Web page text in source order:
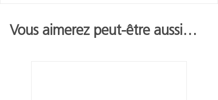
Vous aimerez peut-être aussi…